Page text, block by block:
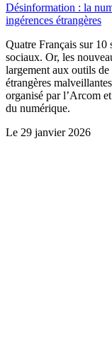
Désinformation : la
ingérences étrangères
Quatre Français sur 10
sociaux. Or, les
largement aux outils
étrangères
organisé par l’Arcom
du numérique.
Le 29 janvier 2026